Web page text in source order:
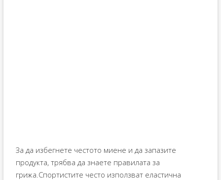
За да избегнете честото миене и да запазите
продукта, трябва да знаете правилата за
грижа.Спортистите често използват еластична